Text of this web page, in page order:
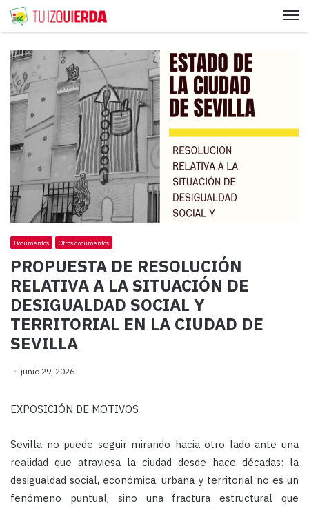
Documentos Otros documentos
PROPUESTA DE RESOLUCIÓN
RELATIVA A LA SITUACIÓN DE
DESIGUALDAD SOCIAL Y
TERRITORIAL EN LA CIUDAD DE
SEVILLA
junio 29, 2026
EXPOSICIÓN DE MOTIVOS
Sevilla no puede seguir mirando hacia otro lado ante una
realidad que atraviesa la ciudad desde hace décadas: la
desigualdad social, económica, urbana y territorial no es un
fenómeno puntual, sino una fractura estructural que